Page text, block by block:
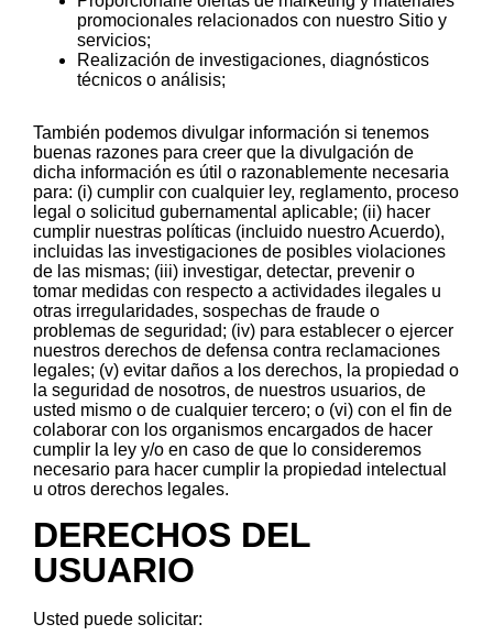
promocionales relacionados con nuestro Sitio y
servicios;
Realización de investigaciones, diagnósticos
técnicos o análisis;
También podemos divulgar información si tenemos
buenas razones para creer que la divulgación de
dicha información es útil o razonablemente necesaria
para: (i) cumplir con cualquier ley, reglamento, proceso
legal o solicitud gubernamental aplicable; (ii) hacer
cumplir nuestras políticas (incluido nuestro Acuerdo),
incluidas las investigaciones de posibles violaciones
de las mismas; (iii) investigar, detectar, prevenir o
tomar medidas con respecto a actividades ilegales u
otras irregularidades, sospechas de fraude o
problemas de seguridad; (iv) para establecer o ejercer
nuestros derechos de defensa contra reclamaciones
legales; (v) evitar daños a los derechos, la propiedad o
la seguridad de nosotros, de nuestros usuarios, de
usted mismo o de cualquier tercero; o (vi) con el fin de
colaborar con los organismos encargados de hacer
cumplir la ley y/o en caso de que lo consideremos
necesario para hacer cumplir la propiedad intelectual
u otros derechos legales.
DERECHOS DEL
USUARIO
Usted puede solicitar: